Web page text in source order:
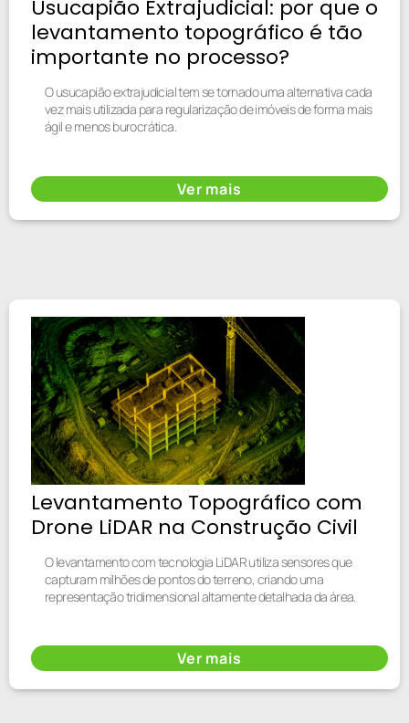
Usucapião Extrajudicial: por que o
levantamento topográfico é tão
importante no processo?
O usucapião extrajudicial tem se tornado uma alternativa cada
vez mais utilizada para regularização de imóveis de forma mais
ágil e menos burocrática.
Ver mais
Levantamento Topográfico com
Drone LiDAR na Construção Civil
O levantamento com tecnologia LiDAR utiliza sensores que
capturam milhões de pontos do terreno, criando uma
representação tridimensional altamente detalhada da área.
Ver mais